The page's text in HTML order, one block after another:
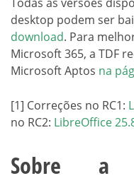
desktop podem ser
download. Para
Microsoft 365, a TDF
Microsoft Aptos na
[1] Correções no RC1:
no RC2: LibreOffice
Sobre a